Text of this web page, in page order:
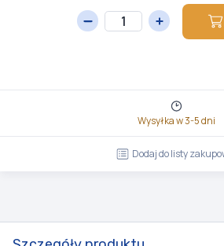
Wysyłka w 3-5 dni
Dodaj do listy